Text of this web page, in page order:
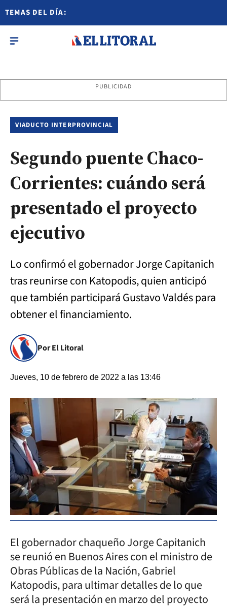
TEMAS DEL DÍA:
PUBLICIDAD
VIADUCTO INTERPROVINCIAL
Segundo puente Chaco-
Corrientes: cuándo será
presentado el proyecto
ejecutivo
Lo confirmó el gobernador Jorge Capitanich
tras reunirse con Katopodis, quien anticipó
que también participará Gustavo Valdés para
obtener el financiamiento.
Por El Litoral
Jueves, 10 de febrero de 2022 a las 13:46
El gobernador chaqueño Jorge Capitanich
se reunió en Buenos Aires con el ministro de
Obras Públicas de la Nación, Gabriel
Katopodis, para ultimar detalles de lo que
será la presentación en marzo del proyecto